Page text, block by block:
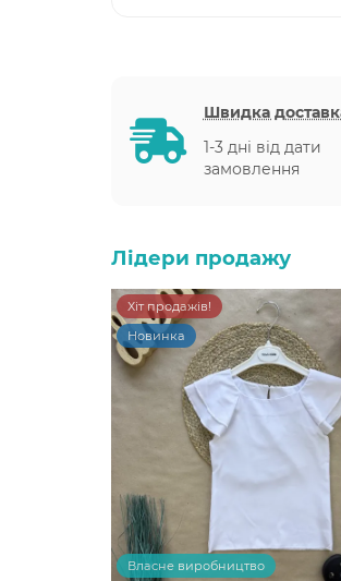
Швидка
1-3 дні від дати
замовлення
Лідери продажу
Хіт продажів!
Новинка
Власне виробництво